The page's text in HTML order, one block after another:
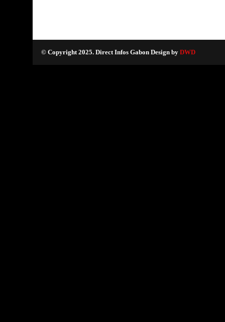
© Copyright 2025. Direct Infos Gabon Design by DWD